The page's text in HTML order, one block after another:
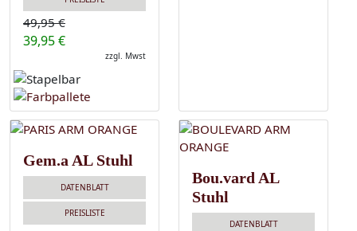
49,95 €
39,95 €
zzgl. Mwst
Gem.a AL Stuhl
DATENBLATT
PREISLISTE
Bou.vard AL
Stuhl
DATENBLATT